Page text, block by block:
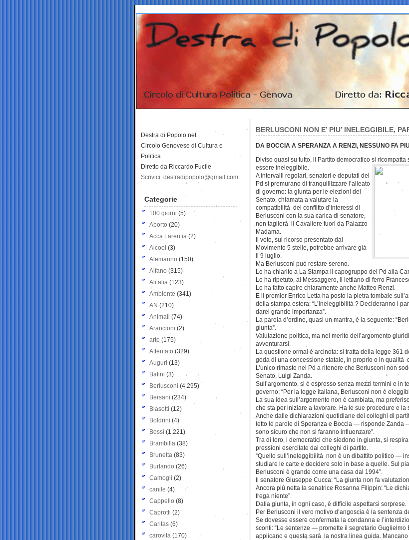
BERLUSCONI NON E’ PIU’ INELEGGIBILE,
DA BOCCIA A SPERANZA A RENZI, NESSUNO FA
Diviso quasi su tutto, il Partito democratico si
essere ineleggibile.
A intervalli regolari, senatori e deputati del
Pd si premurano di tranquillizzare l’alleato
di governo: la giunta per le elezioni del
Senato, chiamata a valutare la
compatibilità del conflitto d’interessi di
Berlusconi con la sua carica di senatore,
non taglierà il Cavaliere fuori da Palazzo
Madama.
Il voto, sul ricorso presentato dal
Movimento 5 stelle, potrebbe arrivare già
il 9 luglio.
Ma Berlusconi può restare sereno.
Lo ha chiarito a La Stampa il capogruppo del Pd alla
Lo ha ripetuto, al Messaggero, il lettiano di ferro
Lo ha fatto capire chiaramente anche Matteo Renzi.
E il premier Enrico Letta ha posto la pietra tombale
della stampa estera: “L’ineleggibilità ? Decideranno i
darei grande importanza”.
La parola d’ordine, quasi un mantra, è la seguente:
giunta”.
Valutazione politica, ma nel merito dell’argomento
avventurarsi.
La questione ormai è arcinota: si tratta della legge 361
goda di una concessione statale, in proprio o in qualità
L’unico rimasto nel Pd a ritenere che Berlusconi non
Senato, Luigi Zanda.
Sull’argomento, si è espresso senza mezzi termini e in
governo: “Per la legge italiana, Berlusconi non è
La sua idea sull’argomento non è cambiata, ma
che sta per iniziare a lavorare. Ha le sue procedure e la
Anche dalle dichiarazioni quotidiane dei colleghi di
letto le parole di Speranza e Boccia — risponde Zanda
sono sicuro che non si faranno influenzare”.
Tra di loro, i democratici che siedono in giunta, si
pressioni esercitate dai colleghi di partito.
“Quello sull’ineleggibilità non è un dibattito politico —
studiare le carte e decidere solo in base a quelle. Sul
Berlusconi è grande come una casa dal 1994”.
Il senatore Giuseppe Cucca: “La giunta non fa
Ancora più netta la senatrice Rosanna Filippin: “Le
frega niente”.
Dalla giunta, in ogni caso, è difficile aspettarsi sorprese.
Per Berlusconi il vero motivo d’angoscia è la sentenza
Se dovesse essere confermata la condanna e
sconti: “Le sentenze — promette il segretario
applicano e questa sarà la nostra linea guida.
Destra di Popolo.net
Circolo Genovese di Cultura e
Politica
Diretto da Riccardo Fucile
Scrivici: destradipopolo@gmail.com
Categorie
100 giorni (5)
Aborto (20)
Acca Larentia (2)
Alcool (3)
Alemanno (150)
Alfano (315)
Alitalia (123)
Ambiente (341)
AN (210)
Animali (74)
Arancioni (2)
arte (175)
Attentato (329)
Auguri (13)
Batini (3)
Berlusconi (4.295)
Bersani (234)
Biasotti (12)
Boldrini (4)
Bossi (1.221)
Brambilla (38)
Brunetta (83)
Burlando (26)
Camogli (2)
canile (4)
Cappello (8)
Caprotti (2)
Caritas (6)
carovita (170)